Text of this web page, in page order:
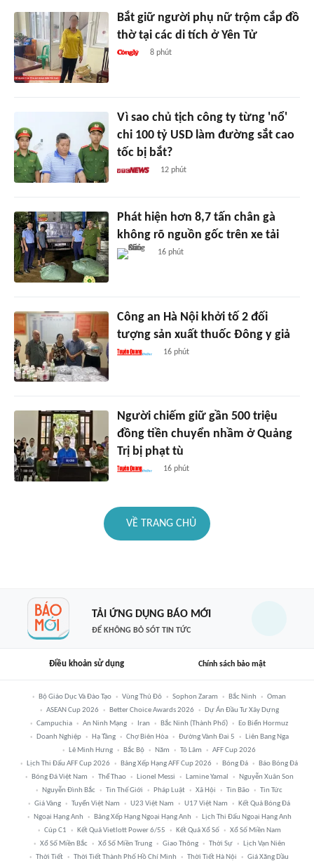
Bắt giữ người phụ nữ trộm cắp đồ
thờ tại các di tích ở Yên Tử
8 phút
Vì sao chủ tịch công ty từng 'nổ'
chi 100 tỷ USD làm đường sắt cao
tốc bị bắt?
12 phút
Phát hiện hơn 8,7 tấn chân gà
không rõ nguồn gốc trên xe tải
16 phút
Công an Hà Nội khởi tố 2 đối
tượng sản xuất thuốc Đông y giả
16 phút
Người chiếm giữ gần 500 triệu
đồng tiền chuyển nhầm ở Quảng
Trị bị phạt tù
16 phút
VỀ TRANG CHỦ
TẢI ỨNG DỤNG BÁO MỚI
ĐỂ KHÔNG BỎ SÓT TIN TỨC
Điều khoản sử dụng Chính sách bảo mật
Bộ Giáo Dục Và Đào Tạo Vùng Thủ Đô Sophon Zaram Bắc Ninh
Oman
ASEAN Cup 2026
Better Choice Awards 2026
Dự Án Đầu Tư Xây Dựng
Campuchia
An Ninh Mạng Iran Bắc Ninh (thành Phố)
Eo Biển Hormuz
Doanh Nghiệp
Hạ Tầng Chợ Biên Hòa Đường Vành Đai 5
Liên Bang Nga
Lê Minh Hưng
Bắc Bộ Năm Tô Lâm
AFF Cup 2026
Lịch Thi Đấu AFF Cup 2026
Bảng Xếp Hạng AFF Cup 2026 Bóng Đá
Báo Bóng Đá
Bóng Đá Việt Nam
Thể Thao Lionel Messi Lamine Yamal
Nguyễn Xuân Son
Nguyễn Đình Bắc
Tin Thế Giới Pháp Luật Xã Hội Tin Bão
Tin Tức
Giá Vàng
Tuyển Việt Nam U23 Việt Nam U17 Việt Nam
Kết Quả Bóng Đá
Ngoại Hạng Anh
Bảng Xếp Hạng Ngoại Hạng Anh
Lịch Thi Đấu Ngoại Hạng Anh
Cúp C1
Kết Quả Vietlott Power 6/55 Kết Quả Xổ Số
Xổ Số Miền Nam
Xổ Số Miền Bắc
Xổ Số Miền Trung Giao Thông Thời Sự
Lịch Vạn Niên
Thời Tiết
Thời Tiết Thành Phố Hồ Chí Minh Thời Tiết Hà Nội Giá Xăng Dầu